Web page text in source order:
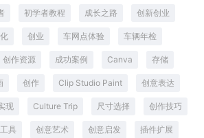
初学者教程 成长之路 创新创业
创业 车网点体验 车辆年检
创作资源 成功案例 Canva 存储
创作 Clip Studio Paint 创意表达
现 Culture Trip 尺寸选择 创作技巧
具 创意艺术 创意启发 插件扩展